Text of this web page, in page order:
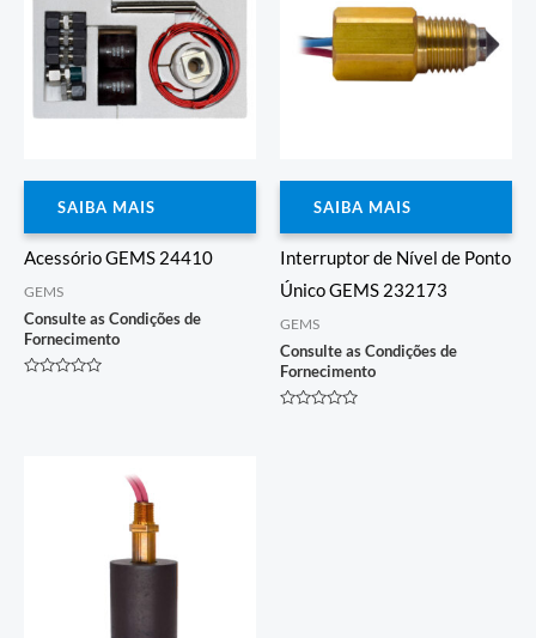
SAIBA MAIS
Acessório GEMS 24410
GEMS
Consulte as Condições de
Fornecimento
SAIBA MAIS
Interruptor de Nível de Ponto
Único GEMS 232173
GEMS
Consulte as Condições de
Fornecimento